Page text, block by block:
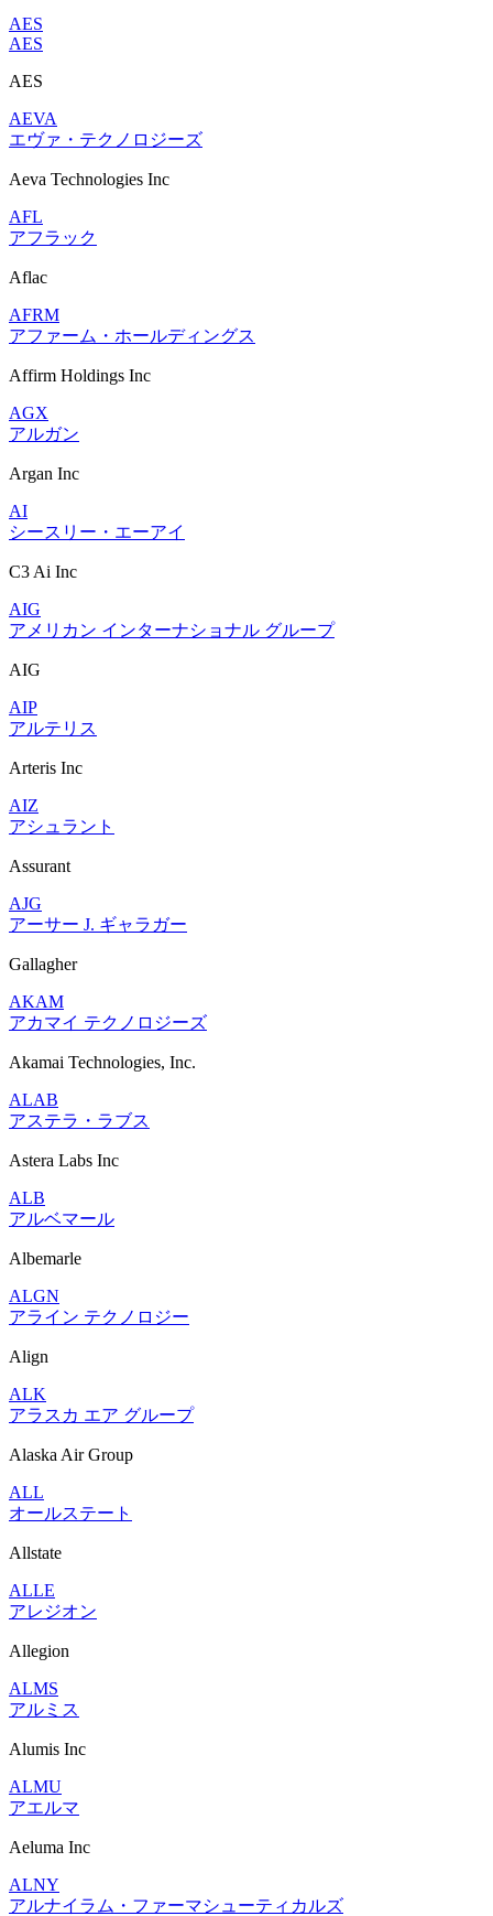
AES
AES
AES
AEVA
エヴァ・テクノロジーズ
Aeva Technologies Inc
AFL
アフラック
Aflac
AFRM
アファーム・ホールディングス
Affirm Holdings Inc
AGX
アルガン
Argan Inc
AI
シースリー・エーアイ
C3 Ai Inc
AIG
アメリカン インターナショナル グループ
AIG
AIP
アルテリス
Arteris Inc
AIZ
アシュラント
Assurant
AJG
アーサー J. ギャラガー
Gallagher
AKAM
アカマイ テクノロジーズ
Akamai Technologies, Inc.
ALAB
アステラ・ラブス
Astera Labs Inc
ALB
アルベマール
Albemarle
ALGN
アライン テクノロジー
Align
ALK
アラスカ エア グループ
Alaska Air Group
ALL
オールステート
Allstate
ALLE
アレジオン
Allegion
ALMS
アルミス
Alumis Inc
ALMU
アエルマ
Aeluma Inc
ALNY
アルナイラム・ファーマシューティカルズ